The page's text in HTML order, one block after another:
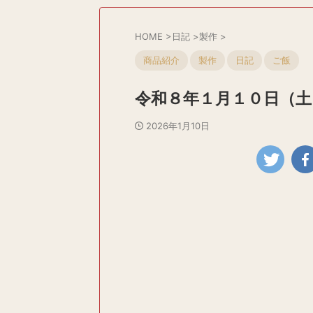
HOME >日記 >製作 >
商品紹介 製作 日記 ご飯
令和８年１月１０日（
2026年1月10日